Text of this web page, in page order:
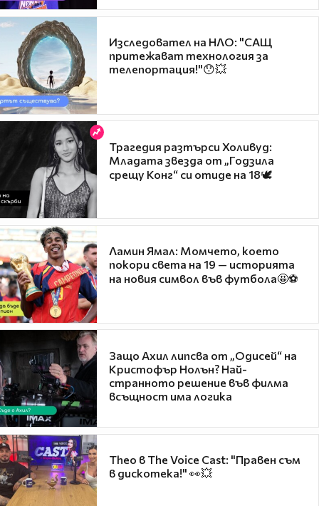
Изследовател на НЛО: "САЩ
притежават технология за
телепортация!"😯💥
Трагедия разтърси Холивуд:
Младата звезда от „Годзила
срещу Конг“ си отиде на 18🕊️
Ламин Ямал: Момчето, което
покори света на 19 — историята
на новия символ във футбола🤩⚽
Защо Ахил липсва от „Одисей“ на
Кристофър Нолън? Най-
странното решение във филма
всъщност има логика
Theo в The Voice Cast: "Правен съм
в дискотека!" 👀💥